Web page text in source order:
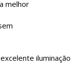
melhor
iluminação